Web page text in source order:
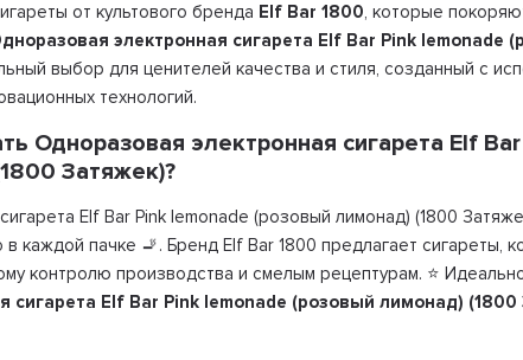
от культового бренда Elf Bar 1800, которые
электронная сигарета Elf Bar Pink lemonade
выбор для ценителей качества и стиля, созданный с
технологий.
Одноразовая электронная сигарета Elf
Затяжек)?
Elf Bar Pink lemonade (розовый лимонад) (1800
в каждой пачке 🚬. Бренд Elf Bar 1800 предлагает сигареты,
контролю производства и смелым рецептурам. ⭐
сигарета Elf Bar Pink lemonade (розовый лимонад)